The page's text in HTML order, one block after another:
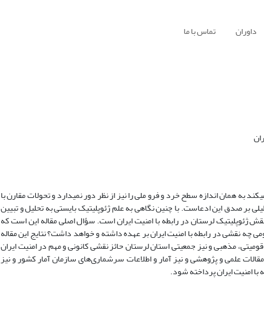
داوران تماس با ما
به همان اندازه سطح خرد و فرو ملی را نیز از نظر دور نمی­دارد و تحولات مقارن با
بر صدق این ادعاست. با چنین نگاهی به علم ژئوپلیتیک بایستی به تحلیل و تبیین
ژئوپلیتیک لرستان در رابطه با امنیت ایران است. سؤال اصلی مقاله این است که
نقشی در رابطه با امنیت ایران بر عهده داشته و خواهد داشت؟ نتایج این مقاله
مذهبی و نیز جمعیتی استان لرستان حائز نقشی کانونی و مهم در امنیت ایران
علمی و پژوهشی و نیز آمار و اطلاعات سرشماری‌های سازمان آمار کشور و نیز
امنیت ایران پرداخته شود.